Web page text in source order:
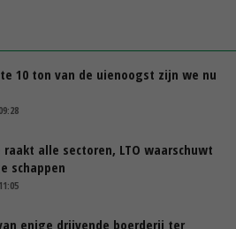
10 ton van de uienoogst zijn we nu
raakt alle sectoren, LTO waarschuwt
schappen
enige drijvende boerderij ter